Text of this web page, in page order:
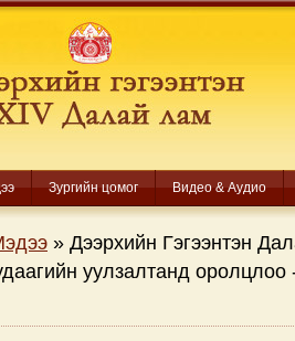
Зургийн цомог Видео & Аудио
» Дээрхийн Гэгээнтэн
уулзалтанд